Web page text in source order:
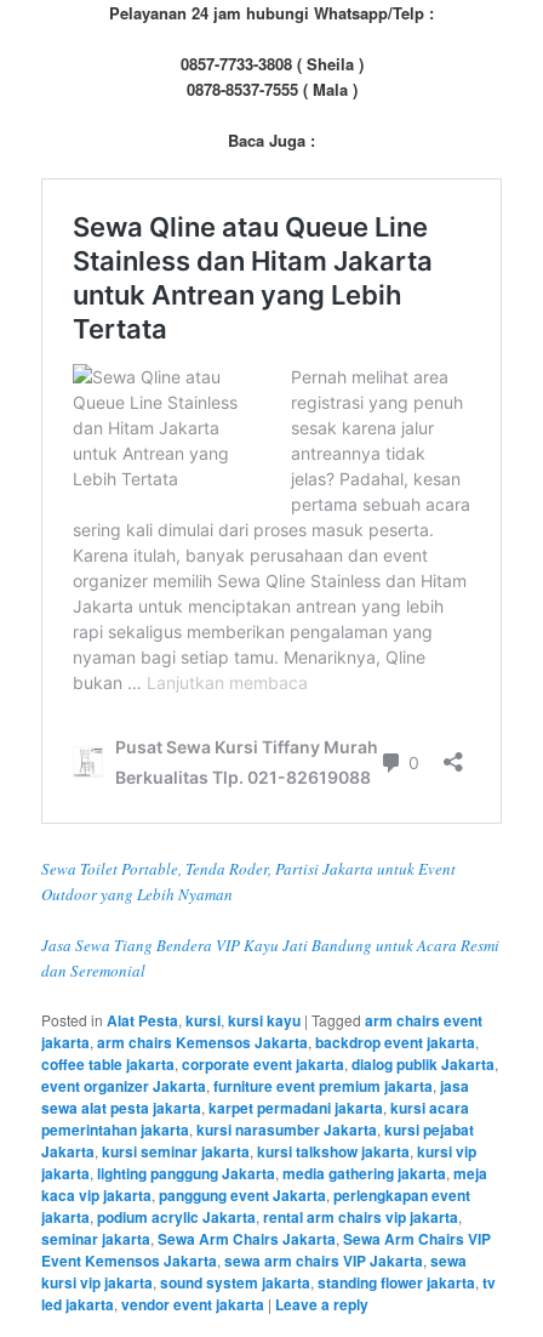
Pelayanan 24 jam hubungi Whatsapp/Telp :
0857-7733-3808 ( Sheila )
0878-8537-7555 ( Mala )
Baca Juga :
Sewa Toilet Portable, Tenda Roder, Partisi Jakarta untuk Event
Outdoor yang Lebih Nyaman
Jasa Sewa Tiang Bendera VIP Kayu Jati Bandung untuk Acara Resmi
dan Seremonial
Posted in Alat Pesta,kursi,kursi kayu |Tagged arm chairs event
jakarta,arm chairs Kemensos Jakarta,backdrop event jakarta,
coffee table jakarta,corporate event jakarta,dialog publik Jakarta,
event organizer Jakarta,furniture event premium jakarta,jasa
sewa alat pesta jakarta,karpet permadani jakarta,kursi acara
pemerintahan jakarta,kursi narasumber Jakarta,kursi pejabat
Jakarta,kursi seminar jakarta,kursi talkshow jakarta,kursi vip
jakarta,lighting panggung Jakarta,media gathering jakarta,meja
kaca vip jakarta,panggung event Jakarta,perlengkapan event
jakarta,podium acrylic Jakarta,rental arm chairs vip jakarta,
seminar jakarta,Sewa Arm Chairs Jakarta,Sewa Arm Chairs VIP
Event Kemensos Jakarta,sewa arm chairs VIP Jakarta,sewa
kursi vip jakarta,sound system jakarta,standing flower jakarta,tv
led jakarta,vendor event jakarta | Leave a reply